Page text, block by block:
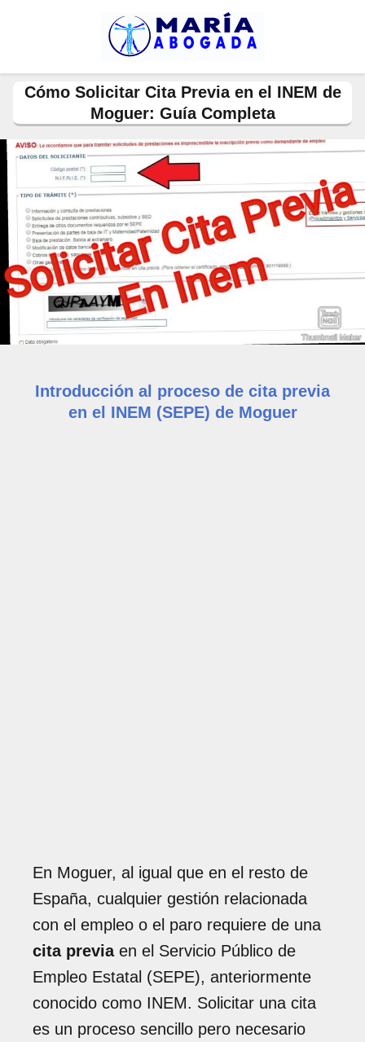
Cómo Solicitar Cita Previa en el INEM de
Moguer: Guía Completa
Introducción al proceso de cita previa
en el INEM (SEPE) de Moguer
En Moguer, al igual que en el resto de
España, cualquier gestión relacionada
con el empleo o el paro requiere de una
cita previaen el Servicio Público de
Empleo Estatal (SEPE), anteriormente
conocido como INEM. Solicitar una cita
es un proceso sencillo pero necesario